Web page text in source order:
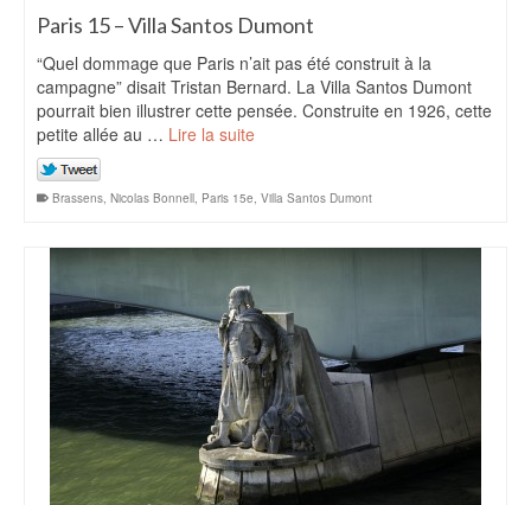
Paris 15 – Villa Santos Dumont
“Quel dommage que Paris n’ait pas été construit à la
campagne” disait Tristan Bernard. La Villa Santos Dumont
pourrait bien illustrer cette pensée. Construite en 1926, cette
petite allée au … Lire la suite
Brassens, Nicolas Bonnell, Paris 15e, Villa Santos Dumont